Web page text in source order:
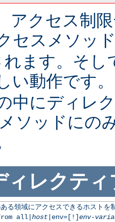
アクセス制
セスメソッ
れます。そ
い動作です
中にディレ
ソッドにの
ィレクティ
る領域にアクセスできるホストを
all| host|env=[!]env-